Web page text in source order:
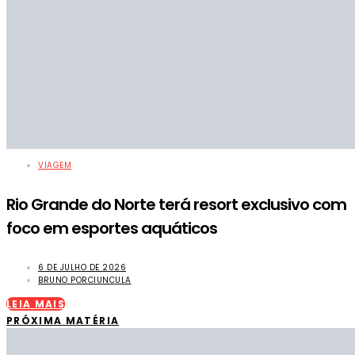
VIAGEM
Rio Grande do Norte terá resort exclusivo com
foco em esportes aquáticos
6 DE JULHO DE 2026
BRUNO PORCIUNCULA
LEIA MAIS
PRÓXIMA MATÉRIA